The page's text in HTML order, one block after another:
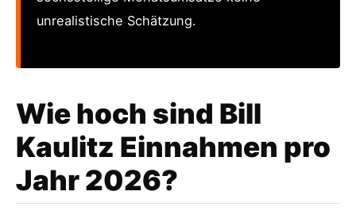
unrealistische Schätzung.
Wie hoch sind Bill
Kaulitz Einnahmen pro
Jahr 2026?